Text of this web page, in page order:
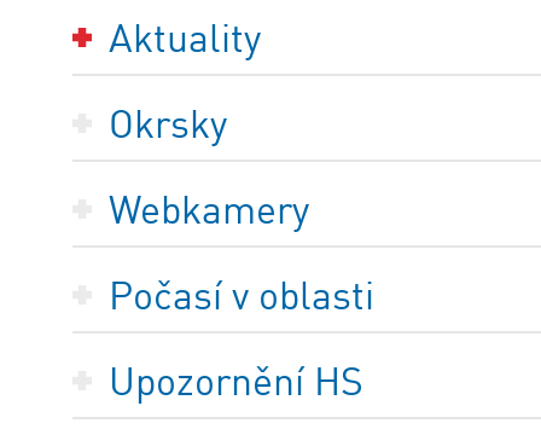
Aktuality
Okrsky
Webkamery
Počasí v oblasti
Upozornění HS